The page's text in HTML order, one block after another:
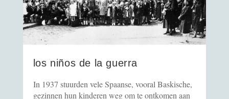
los niños de la guerra
In 1937 stuurden vele Spaanse, vooral Baskische,
gezinnen hun kinderen weg om te ontkomen aan